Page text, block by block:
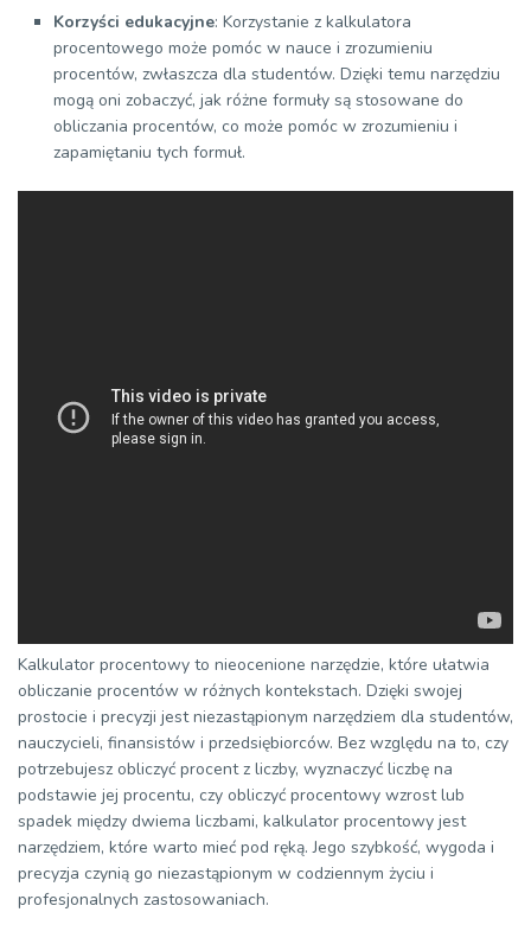
Korzyści edukacyjne: Korzystanie z kalkulatora
procentowego może pomóc w nauce i zrozumieniu
procentów, zwłaszcza dla studentów. Dzięki temu narzędziu
mogą oni zobaczyć, jak różne formuły są stosowane do
obliczania procentów, co może pomóc w zrozumieniu i
zapamiętaniu tych formuł.
Kalkulator procentowy to nieocenione narzędzie, które ułatwia
obliczanie procentów w różnych kontekstach. Dzięki swojej
prostocie i precyzji jest niezastąpionym narzędziem dla studentów,
nauczycieli, finansistów i przedsiębiorców. Bez względu na to, czy
potrzebujesz obliczyć procent z liczby, wyznaczyć liczbę na
podstawie jej procentu, czy obliczyć procentowy wzrost lub
spadek między dwiema liczbami, kalkulator procentowy jest
narzędziem, które warto mieć pod ręką. Jego szybkość, wygoda i
precyzja czynią go niezastąpionym w codziennym życiu i
profesjonalnych zastosowaniach.